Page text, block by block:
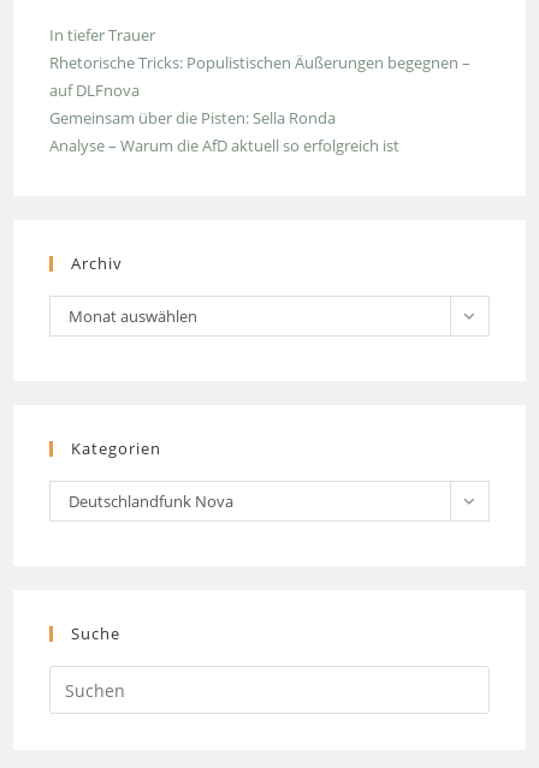
In tiefer Trauer
Rhetorische Tricks: Populistischen Äußerungen begegnen –
auf DLFnova
Gemeinsam über die Pisten: Sella Ronda
Analyse – Warum die AfD aktuell so erfolgreich ist
Archiv
Archiv
Monat auswählen
Kategorien
Kategorien
Deutschlandfunk Nova
Suche